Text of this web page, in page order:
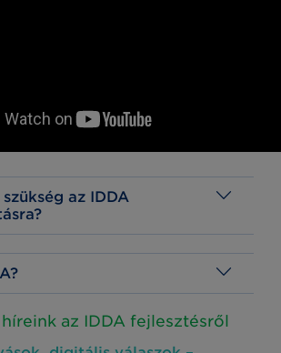
az IDDA
az IDDA fejlesztésről